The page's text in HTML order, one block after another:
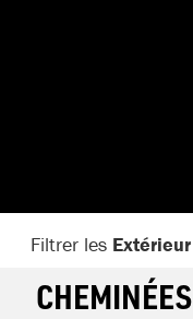
Filtrer les Extérieur
CHEMINÉES